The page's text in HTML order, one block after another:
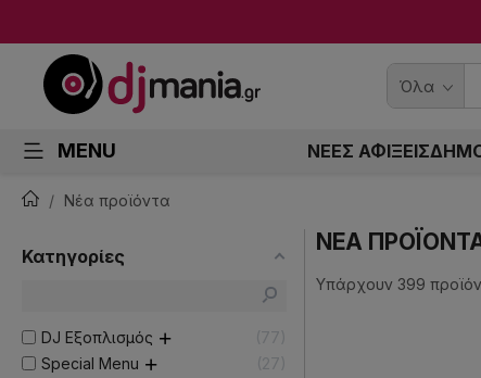
Όλα
MENU ΝΕΕΣ ΑΦΙΞΕΙΣ
Νέα προϊόντα
Κατηγορίες
DJ Εξοπλισμός
77
Special Menu
27
ΝΈΑ
Υπάρχουν 399